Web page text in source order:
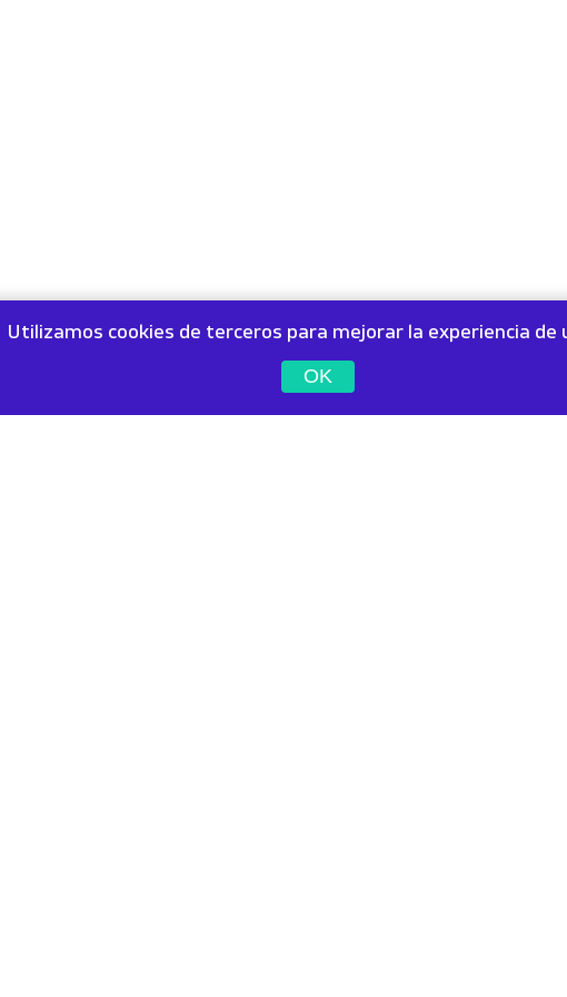
Utilizamos cookies de terceros para mejorar la experiencia de
OK